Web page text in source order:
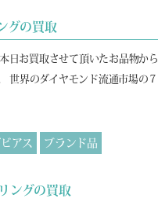
グの買取
日お買取させて頂いたお品物か
世界のダイヤモンド流通市場の
アス ブランド品
ングの買取